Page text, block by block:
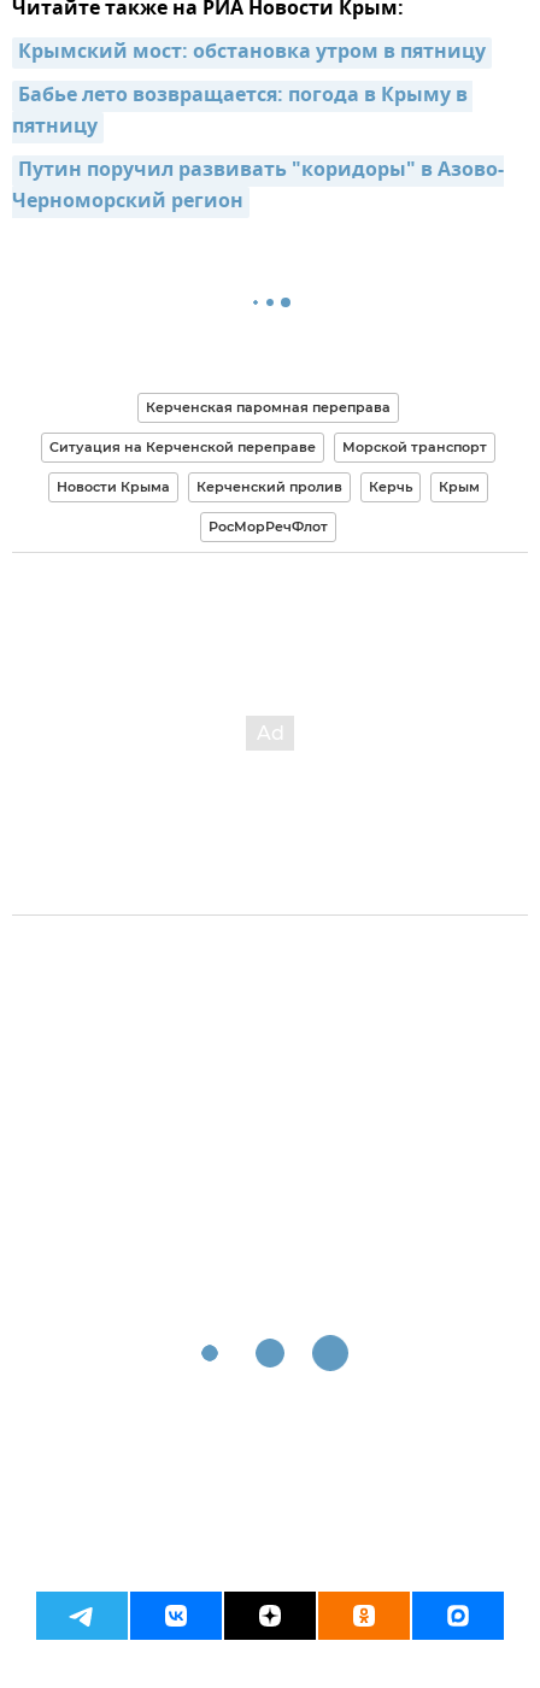
Читайте также на РИА Новости Крым:
Крымский мост: обстановка утром в пятницу
Бабье лето возвращается: погода в Крыму в
пятницу
Путин поручил развивать "коридоры" в Азово-
Черноморский регион
Керченская паромная переправа
Ситуация на Керченской переправе Морской транспорт
Новости Крыма Керченский пролив Керчь Крым
РосМорРечФлот